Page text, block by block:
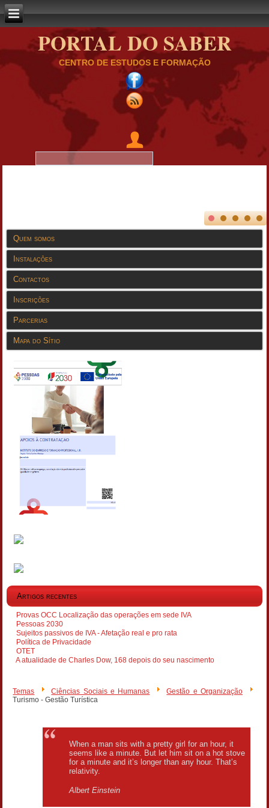
PORTAL DO SABER
CENTRO DE ESTUDOS E FORMAÇÃO
Quem somos
Instalações
Contactos
Inscrições
Parcerias
Mapa do Sítio
Artigos recentes
Provas OCC Localização das operações em sede IVA
Pessoas 2030
Sujeitos passivos de IVA - Afetação real e pro rata
Política de Privacidade
OTET
A atualidade de Charles Dow, 168 depois do seu nascimento
Temas Ciências Sociais e Humanas
Gestão e Organização
Turismo - Gestão Turística
When a man sits with a pretty girl for an hour, it
seems like a minute. But let him sit on a hot stove
for a minute and it’s longer than any hour. That’s
relativity.
Albert Einstein